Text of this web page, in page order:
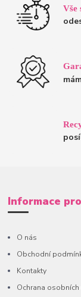
Vše
Informace
O nás
Obchodní
Kontakty
Ochrana osobních